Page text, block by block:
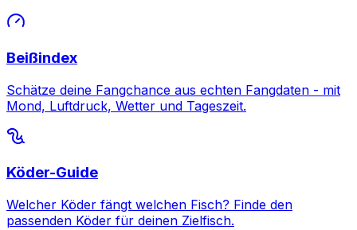
Beißindex
Schätze deine Fangchance aus echten Fangdaten - mit
Mond, Luftdruck, Wetter und Tageszeit.
Köder-Guide
Welcher Köder fängt welchen Fisch? Finde den
passenden Köder für deinen Zielfisch.